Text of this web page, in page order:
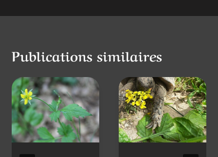
Publications similaires